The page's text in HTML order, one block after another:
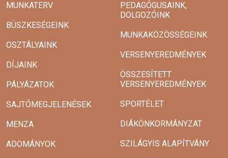
MUNKATERV
BÜSZKESÉGEINK
OSZTÁLYAINK
DÍJAINK
PÁLYÁZATOK
SAJTÓMEGJELENÉSEK
MENZA
ADOMÁNYOK
PEDAGÓGUSAINK,
DOLGOZÓINK
MUNKAKÖZÖSSÉGEINK
VERSENYEREDMÉNYEK
ÖSSZESÍTETT
VERSENYEREDMÉNYEK
SPORTÉLET
DIÁKÖNKORMÁNYZAT
SZILÁGYIS ALAPÍTVÁNY